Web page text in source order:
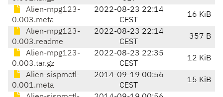
Alien-mpg123-
0.003.meta
2022-08-23 22:14
CEST
16 KiB
Alien-mpg123-
0.003.readme
2022-08-23 22:14
CEST
357 B
Alien-mpg123-
0.003.tar.gz
2022-08-23 22:35
CEST
12 KiB
Alien-sispmctl-
0.001.meta
2014-09-19 00:56
CEST
15 KiB